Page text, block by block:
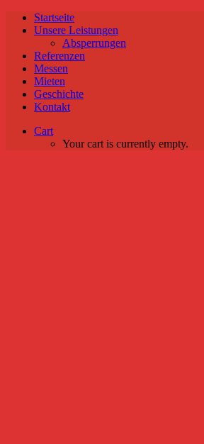
Startseite
Unsere Leistungen
Absperrungen
Referenzen
Messen
Mieten
Geschichte
Kontakt
Cart
Your cart is currently empty.